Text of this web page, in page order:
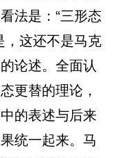
法是：“三形态
，这还不是马克
论述。全面认
更替的理论，
的表述与后来
统一起来。马